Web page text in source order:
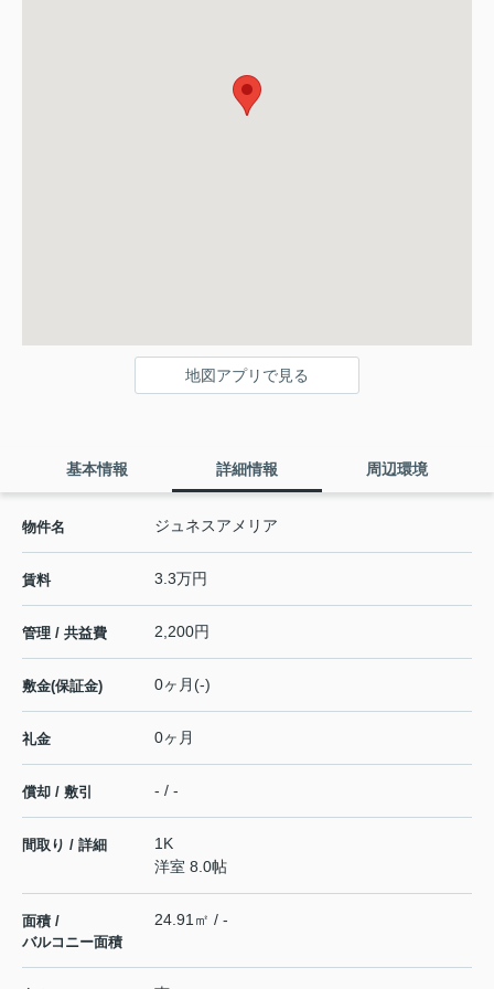
地図アプリで見る
基本情報 詳細情報 周辺環境
物件名 ジュネスアメリア
賃料 3.3万円
管理 / 共益費 2,200円
敷金(保証金) 0ヶ月(-)
礼金 0ヶ月
償却 / 敷引 - / -
間取り / 詳細
1K
洋室 8.0帖
面積 /
バルコニー面積
24.91㎡ / -